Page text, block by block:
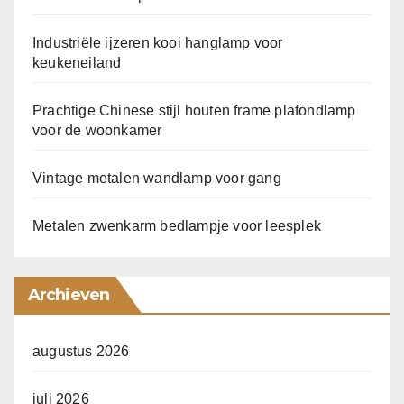
Industriële ijzeren kooi hanglamp voor
keukeneiland
Prachtige Chinese stijl houten frame plafondlamp
voor de woonkamer
Vintage metalen wandlamp voor gang
Metalen zwenkarm bedlampje voor leesplek
Archieven
augustus 2026
juli 2026